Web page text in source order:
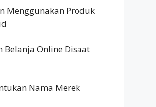
Menggunakan Produk
Belanja Online Disaat
Nama Merek